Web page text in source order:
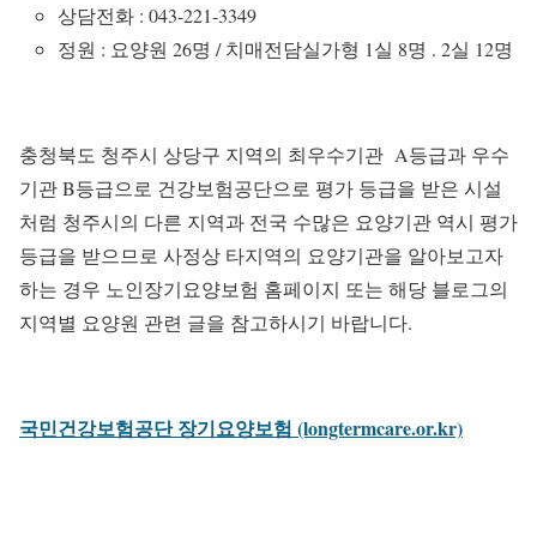
상담전화 : 043-221-3349
정원 : 요양원 26명 / 치매전담실가형 1실 8명 . 2실 12명
충청북도 청주시 상당구 지역의 최우수기관 A등급과 우수
기관 B등급으로 건강보험공단으로 평가 등급을 받은 시설
처럼 청주시의 다른 지역과 전국 수많은 요양기관 역시 평가
등급을 받으므로 사정상 타지역의 요양기관을 알아보고자
하는 경우 노인장기요양보험 홈페이지 또는 해당 블로그의
지역별 요양원 관련 글을 참고하시기 바랍니다.
국민건강보험공단 장기요양보험 (longtermcare.or.kr)